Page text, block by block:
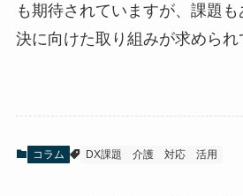
も期待されていますが、課題
決に向けた取り組みが求められ
コラム DX課題 介護 対応 活用